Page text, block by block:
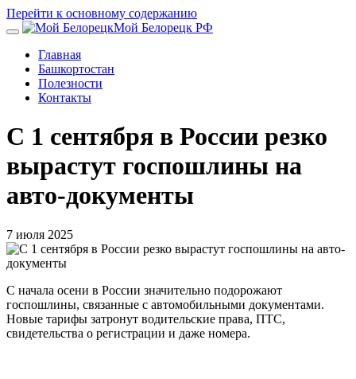
Перейти к основному содержанию
Мой Белорецк РФ
Главная
Башкортостан
Полезности
Контакты
С 1 сентября в России резко
вырастут госпошлины на
авто-документы
7 июля 2025
С начала осени в России значительно подорожают
госпошлины, связанные с автомобильными документами.
Новые тарифы затронут водительские права, ПТС,
свидетельства о регистрации и даже номера.